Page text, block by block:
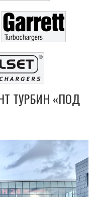
ТУРБИН «ПОД